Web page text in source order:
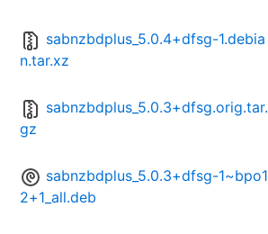
sabnzbdplus_5.0.4+dfsg-1.debia
n.tar.xz
sabnzbdplus_5.0.3+dfsg.orig.tar.
gz
sabnzbdplus_5.0.3+dfsg-1~bpo1
2+1_all.deb